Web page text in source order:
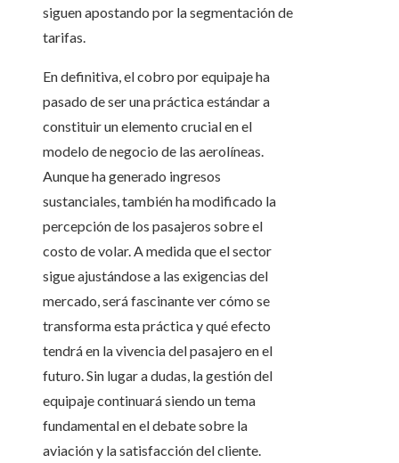
siguen apostando por la segmentación de
tarifas.
En definitiva, el cobro por equipaje ha
pasado de ser una práctica estándar a
constituir un elemento crucial en el
modelo de negocio de las aerolíneas.
Aunque ha generado ingresos
sustanciales, también ha modificado la
percepción de los pasajeros sobre el
costo de volar. A medida que el sector
sigue ajustándose a las exigencias del
mercado, será fascinante ver cómo se
transforma esta práctica y qué efecto
tendrá en la vivencia del pasajero en el
futuro. Sin lugar a dudas, la gestión del
equipaje continuará siendo un tema
fundamental en el debate sobre la
aviación y la satisfacción del cliente.